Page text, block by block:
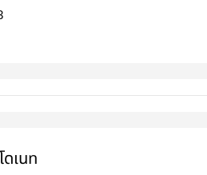
เนท